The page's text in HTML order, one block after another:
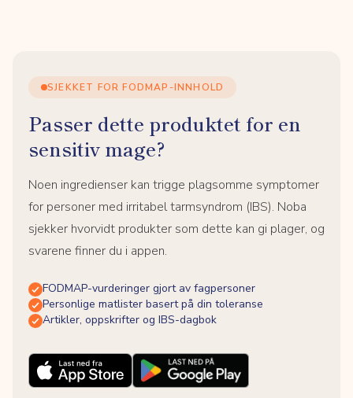
SJEKKET FOR FODMAP-INNHOLD
Passer dette produktet for en
sensitiv mage?
Noen ingredienser kan trigge plagsomme symptomer
for personer med irritabel tarmsyndrom (IBS). Noba
sjekker hvorvidt produkter som dette kan gi plager, og
svarene finner du i appen.
FODMAP-vurderinger gjort av fagpersoner
Personlige matlister basert på din toleranse
Artikler, oppskrifter og IBS-dagbok